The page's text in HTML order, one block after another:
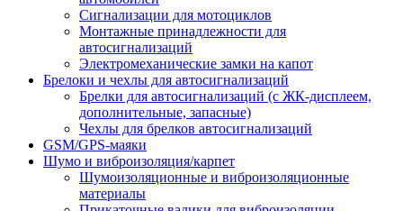
Сигнализации для мотоциклов
Монтажные принадлежности для
автосигнализаций
Электромеханические замки на капот
Брелоки и чехлы для автосигнализаций
Брелки для автосигнализаций (с ЖК-дисплеем,
дополнительные, запасные)
Чехлы для брелков автосигнализаций
GSM/GPS-маяки
Шумо и виброизоляция/карпет
Шумоизоляционные и виброизоляционные
материалы